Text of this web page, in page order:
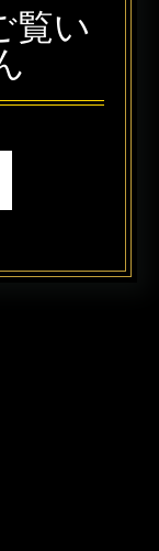
覧い